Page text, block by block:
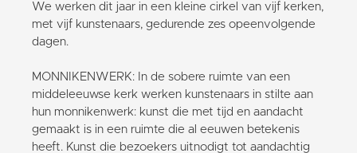
We werken dit jaar in een kleine cirkel van vijf kerken,
met vijf kunstenaars, gedurende zes opeenvolgende
dagen.
MONNIKENWERK: In de sobere ruimte van een
middeleeuwse kerk werken kunstenaars in stilte aan
hun monnikenwerk: kunst die met tijd en aandacht
gemaakt is in een ruimte die al eeuwen betekenis
heeft. Kunst die bezoekers uitnodigt tot aandachtig